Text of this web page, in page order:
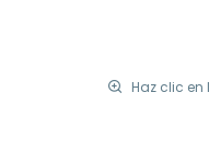
Haz clic